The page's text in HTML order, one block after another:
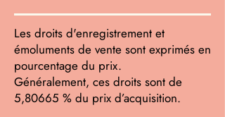
Les droits d'enregistrement et
émoluments de vente sont exprimés en
pourcentage du prix.
Généralement, ces droits sont de
5,80665 % du prix d’acquisition.